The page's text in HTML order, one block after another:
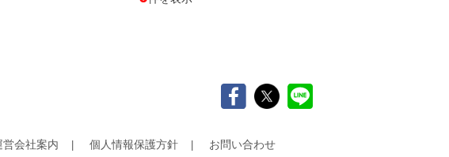
営会社案内 個人情報保護方針 お問い合わせ